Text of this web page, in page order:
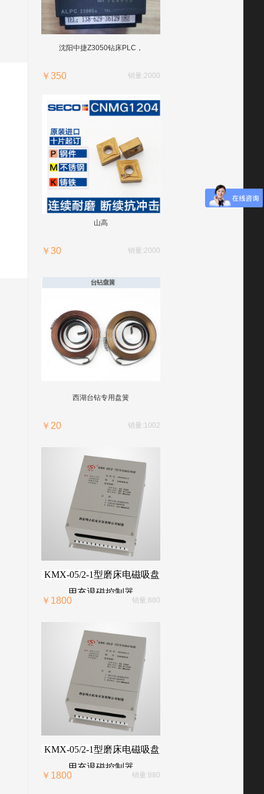
沈阳中捷Z3050钻床PLC，
￥350 销量:2000
山高
￥30 销量:2000
西湖台钻专用盘簧
￥20 销量:1002
KMX-05/2-1型磨床电磁吸盘
用充退磁控制器
￥1800
销量:880
KMX-05/2-1型磨床电磁吸盘
用充退磁控制器
￥1800
销量:880